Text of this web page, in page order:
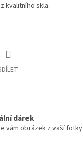
kvalitního skla.
dárek
vám obrázek z vaší fotky